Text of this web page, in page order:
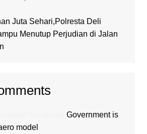
Juta Sehari,Polresta Deli
Menutup Perjudian di Jalan
Government is
model